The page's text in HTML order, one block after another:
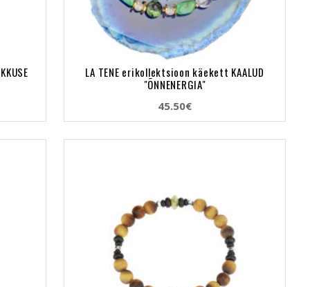
LA TENE erikollektsioon käekett KAALUD
"ÕNNENERGIA"
45.50€